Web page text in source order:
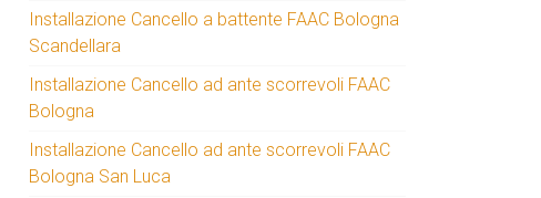
Installazione Cancello a battente FAAC Bologna
Scandellara
Installazione Cancello ad ante scorrevoli FAAC
Bologna
Installazione Cancello ad ante scorrevoli FAAC
Bologna San Luca